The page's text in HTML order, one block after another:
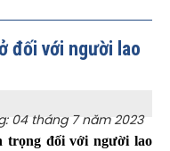
đối với người lao
04 tháng 7 năm 2023
trọng đối với người lao